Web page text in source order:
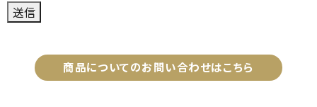
商品についてのお問い合わせはこちら